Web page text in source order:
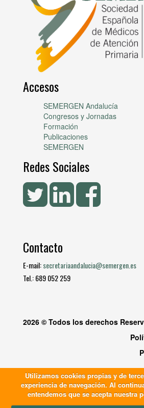
Accesos
SEMERGEN Andalucía
Congresos y Jornadas
Formación
Publicaciones
SEMERGEN
Redes Sociales
Contacto
E-mail:secretariaandalucia@semergen.es
Tel.: 689 052 259
2026 © Todos los derechos
Utilizamos cookies propias y de
experiencia de navegación. Al
entendemos que se acepta nuestra